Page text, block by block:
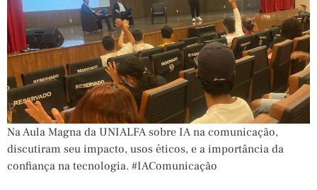
Na Aula Magna da UNIALFA sobre IA na comunicação,
discutiram seu impacto, usos éticos, e a importância da
confiança na tecnologia. #IAComunicação